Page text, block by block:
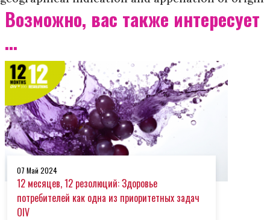
Возможно, вас также интересует
...
07 Май 2024
12 месяцев, 12 резолюций: Здоровье
потребителей как одна из приоритетных задач
OIV